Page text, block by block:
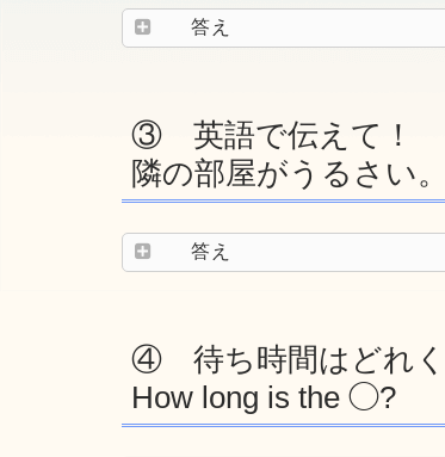
答え
③ 英語で伝えて！
隣の部屋がうるさい
答え
④ 待ち時間はどれく
How long is the ◯?